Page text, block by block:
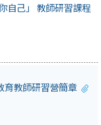
自己」 教師研習課程
育教師研習營簡章